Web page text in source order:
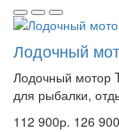
Лодочный
Лодочный мотор
для рыбалки,
112 900р. 126